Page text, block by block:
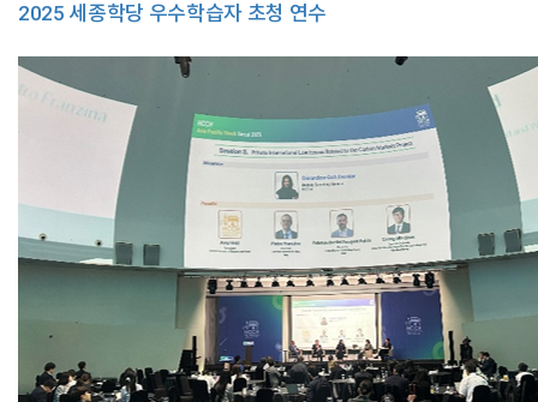
2025 세종학당 우수학습자 초청 연수